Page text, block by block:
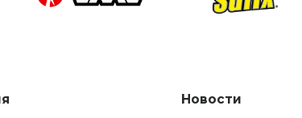
Новости